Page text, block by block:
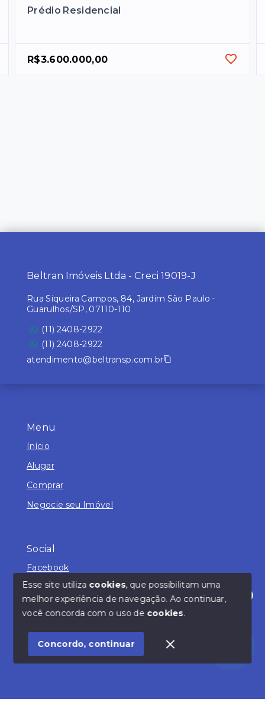
Prédio Residencial
R$3.600.000,00
Olá! Estamos disponíveis para te ajudar.
Menu
Início
Alugar
Comprar
Negocie seu Imóvel
Social
Facebook
© Copyright 2026 - Beltran Imóveis Ltda - Creci
SITE PARA IMOBILIARIA
Beltran Imóveis Ltda - Creci 19019-J
Rua Siqueira Campos, 84, Jardim São Paulo -
Guarulhos/SP, 07110-110
(11) 2408-2922
(11) 2408-2922
atendimento@beltransp.com.br
Esse site utiliza cookies, que possibilitam uma
melhor experiência de navegação.Ao continuar,
você concorda com o uso de cookies.
Concordo, continuar